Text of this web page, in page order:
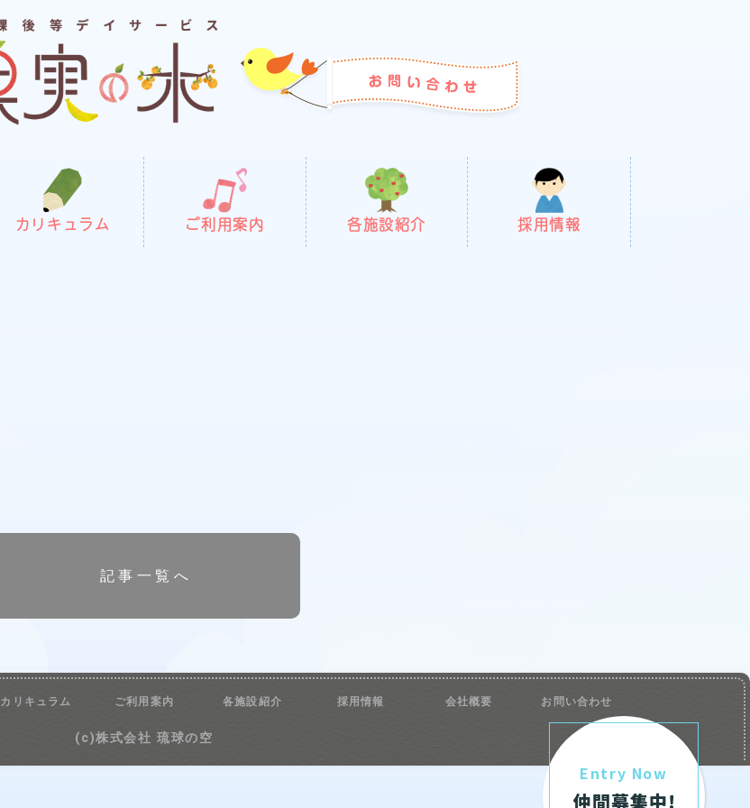
カリキュラム ご利用案内 各施設紹介 採用情報
記事一覧へ
Entry Now
仲間募集中!
カリキュラム ご利用案内 各施設紹介 採用情報 会社概要 お問い合わせ
(c)株式会社 琉球の空